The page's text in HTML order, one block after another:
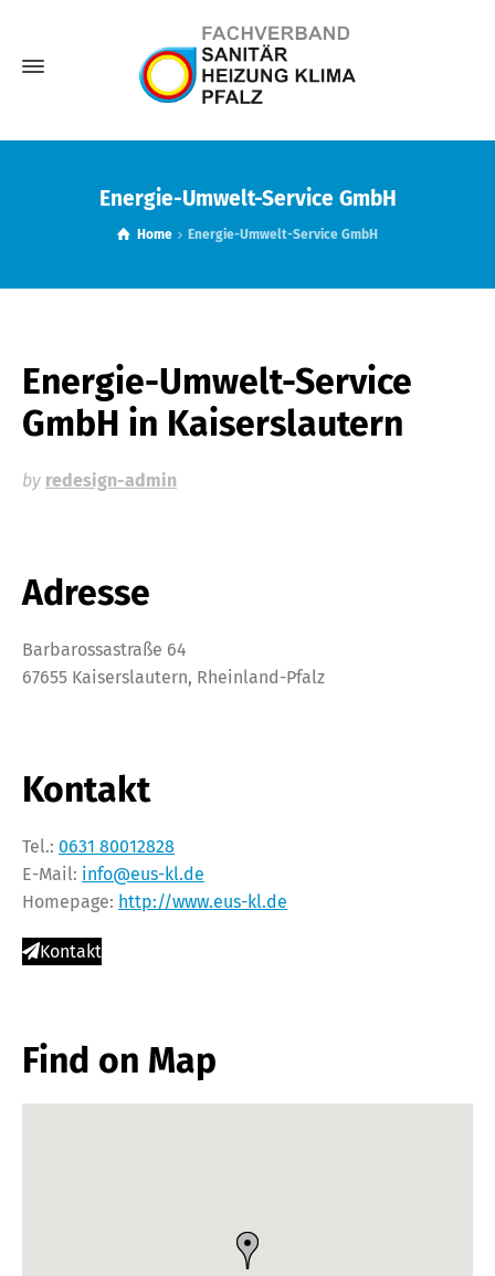
Energie-Umwelt-Service GmbH
Home Energie-Umwelt-Service GmbH
Energie-Umwelt-Service
GmbH in Kaiserslautern
by redesign-admin
Adresse
Barbarossastraße 64
67655 Kaiserslautern, Rheinland-Pfalz
Kontakt
Tel.: 0631 80012828
E-Mail: info@eus-kl.de
Homepage: http://www.eus-kl.de
Kontakt
Find on Map